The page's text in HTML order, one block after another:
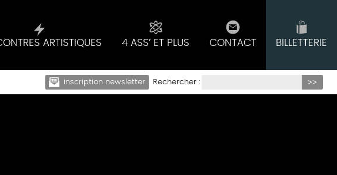
ARTISTIQUES 4 ASS’ ET PLUS CONTACT BILLETTERIE
inscription newsletter Rechercher :